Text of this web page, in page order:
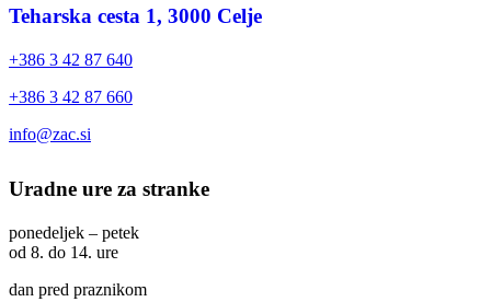
Teharska cesta 1, 3000 Celje
+386 3 42 87 640
+386 3 42 87 660
info@zac.si
Uradne ure za stranke
ponedeljek – petek
od 8. do 14. ure
dan pred praznikom